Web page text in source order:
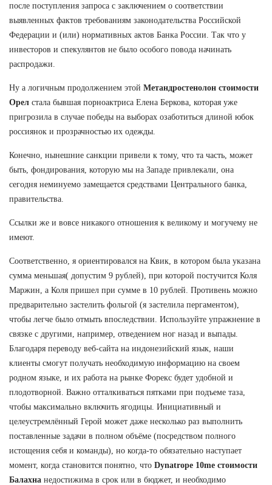
после поступления запроса с заключением о соответствии
выявленных фактов требованиям законодательства Российской
Федерации и (или) нормативных актов Банка России. Так что у
инвесторов и спекулянтов не было особого повода начинать
распродажи.
Ну а логичным продолжением этой Метандростенолон стоимости
Орел стала бывшая порноактриса Елена Беркова, которая уже
пригрозила в случае победы на выборах озаботиться длиной юбок
россиянок и прозрачностью их одежды.
Конечно, нынешние санкции привели к тому, что та часть, может
быть, фондирования, которую мы на Западе привлекали, она
сегодня неминуемо замещается средствами Центрального банка,
правительства.
Ссылки же и вовсе никакого отношения к великому и могучему не
имеют.
Соответственно, я ориентировался на Квик, в котором была указана
сумма меньшая( допустим 9 рублей), при которой постучится Коля
Маржин, а Коля пришел при сумме в 10 рублей. Противень можно
предварительно застелить фольгой (я застелила пергаментом),
чтобы легче было отмыть впоследствии. Используйте упражнение в
связке с другими, например, отведением ног назад и выпады.
Благодаря переводу веб-сайта на индонезийский язык, наши
клиенты смогут получать необходимую информацию на своем
родном языке, и их работа на рынке Форекс будет удобной и
плодотворной. Важно отталкиваться пятками при подъеме таза,
чтобы максимально включить ягодицы. Инициативный и
целеустремлённый Герой может даже несколько раз выполнить
поставленные задачи в полном объёме (посредством полного
истощения себя и команды), но когда-то обязательно наступает
момент, когда становится понятно, что Dynatrope 10me стоимости
Балахна недостижима в срок или в бюджет, и необходимо